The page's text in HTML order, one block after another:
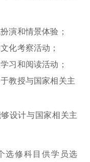
演和情景体验；
化考察活动；
习和阅读活动；
教授与国家相关主
设计与国家相关主
选修科目供学员选